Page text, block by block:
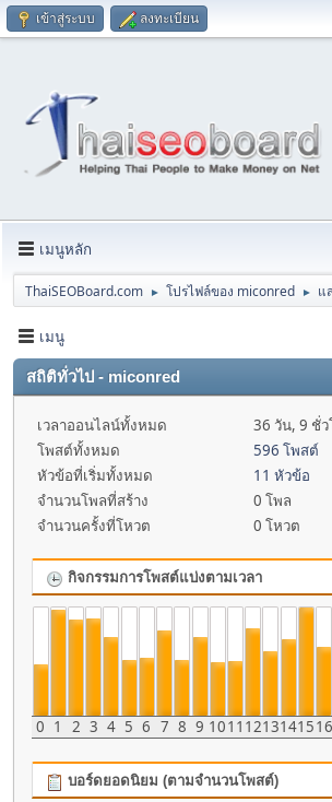
เข้าสู่ระบบ ลงทะเบียน
เมนูหลัก
ThaiSEOBoard.com ► โปรไฟล์ของ miconred ► แ
เมนู
สถิติทั่วไป - miconred
เวลาออนไลน์ทั้งหมด
36 วัน, 9 ชั่
โพสต์ทั้งหมด
596 โพสต์
หัวข้อที่เริ่มทั้งหมด
11 หัวข้อ
จำนวนโพลที่สร้าง
0 โพล
จำนวนครั้งที่โหวต
0 โหวต
กิจกรรมการโพสต์แบ่งตามเวลา
0 1 2 3 4 5 6 7 8 9 1011 1213141516
บอร์ดยอดนิยม (ตามจำนวนโพสต์)